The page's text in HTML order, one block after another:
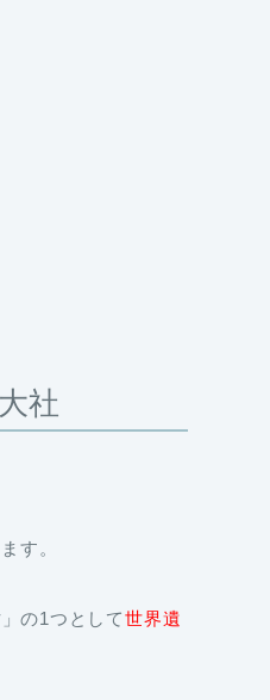
社
す。
」の1つとして世界遺